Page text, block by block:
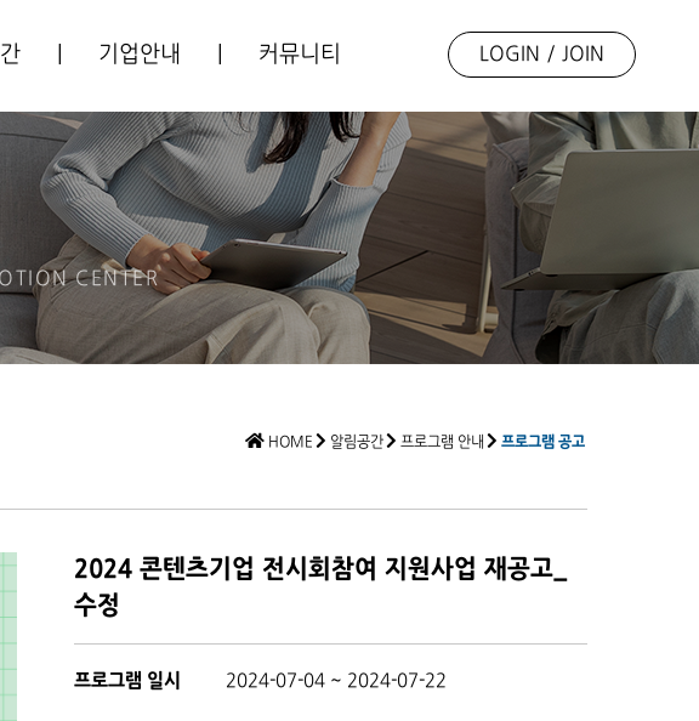
기업안내 커뮤니티
내
입주기업소개 언론보도
동향자료
포토갤러리
Q&A
LOGIN / JOIN
CENTER
HOME 알림공간 프로그램 안내 프로그램 공고
2024 콘텐츠기업 전시회참여 지원사업 재공고_
수정
프로그램 일시 2024-07-04 ~ 2024-07-22